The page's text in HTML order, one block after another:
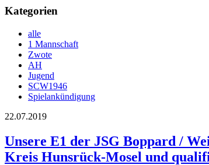
Kategorien
alle
1 Mannschaft
Zwote
AH
Jugend
SCW1946
Spielankündigung
22.07.2019
Unsere E1 der JSG Boppard /
Kreis Hunsrück-Mosel und